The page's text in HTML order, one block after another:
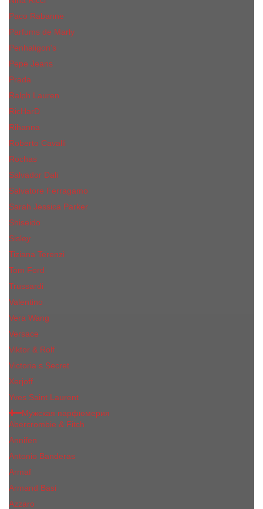
Paco Rabanne
Parfums de Marly
Penhaligon's
Pepe Jeans
Prada
Ralph Lauren
RicHarD
Rihanna
Roberto Cavalli
Rochas
Salvador Dali
Salvatore Ferragamo
Sarah Jessica Parker
Shiseido
Sisley
Tiziana Terenzi
Tom Ford
Trussardi
Valentino
Vera Wang
Versace
Viktor & Rolf
Victoria s Secret
Xerjoff
Yves Saint Laurent
Мужская парфюмерия
Abercrombie & Fitch
Annifen
Antonio Banderas
Armaf
Armand Basi
Azzaro